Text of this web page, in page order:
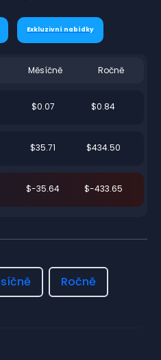
Exkluzivní nabídky
Měsíčně Ročně
$0.07 $0.84
$35.71 $434.50
$-35.64 $-433.65
Ročně